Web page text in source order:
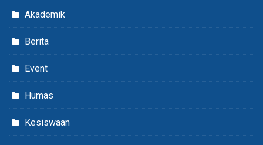
Akademik
Berita
Event
Humas
Kesiswaan